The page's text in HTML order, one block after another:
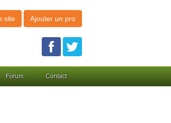
site Ajouter un pro
Forum Contact